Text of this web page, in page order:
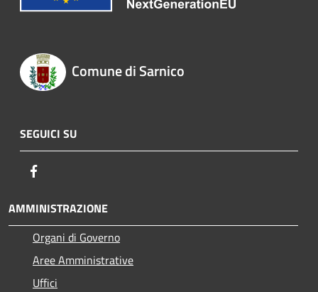
Comune di Sarnico
SEGUICI SU
AMMINISTRAZIONE
Organi di Governo
Aree Amministrative
Uffici